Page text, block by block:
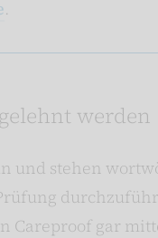
.
werden
und stehen
Careproof gar